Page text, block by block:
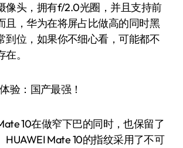
像头，拥有f/2.0光圈，并且支持前
且，华为在将屏占比做高的同时黑
到位，如果你不细心看，可能都不
。
10在做窄下巴的同时，也保留了
HUAWEI Mate 10的指纹采用了不可